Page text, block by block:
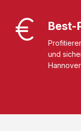
Best-
und